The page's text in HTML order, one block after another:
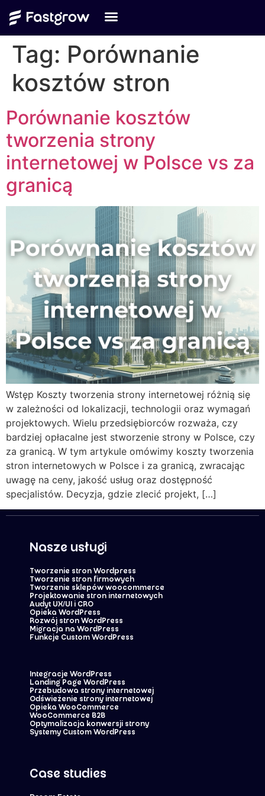
Tag: Porównanie
kosztów stron
Porównanie kosztów
tworzenia strony
internetowej w Polsce vs za
granicą
Wstęp Koszty tworzenia strony internetowej różnią się
w zależności od lokalizacji, technologii oraz wymagań
projektowych. Wielu przedsiębiorców rozważa, czy
bardziej opłacalne jest stworzenie strony w Polsce, czy
za granicą. W tym artykule omówimy koszty tworzenia
stron internetowych w Polsce i za granicą, zwracając
uwagę na ceny, jakość usług oraz dostępność
specjalistów. Decyzja, gdzie zlecić projekt, […]
Nasze usługi
Tworzenie stron Wordpress
Tworzenie stron firmowych
Tworzenie sklepów woocommerce
Projektowanie stron internetowych
Audyt UX/UI i CRO
Opieka WordPress
Rozwój stron WordPress
Migracja na WordPress
Funkcje Custom WordPress
Integracje WordPress
Landing Page WordPress
Przebudowa strony internetowej
Odświeżenie strony internetowej
Opieka WooCommerce
WooCommerce B2B
Optymalizacja konwersji strony
Systemy Custom WordPress
Case studies